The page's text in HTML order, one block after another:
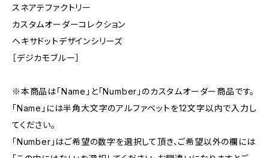
スネアテファクトリー
カスタムオーダーコレクション
ヘキサドットデザインシリーズ
［デジカモブルー］
※本商品は「Name」と「Number」のカスタムオーダー商品です。
「Name」には半角大文字のアルファベットを12文字以内で入力し
てください。
「Number」はご希望の数字を選択して頂き、ご希望以外の欄には